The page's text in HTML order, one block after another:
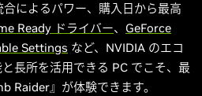
合によるパワー、購入日から最高
Ready ドライバー、 GeForce
Settings など、NVIDIA のエコ
長所を活用できる PC でこそ、最
Raider』が体験できます。